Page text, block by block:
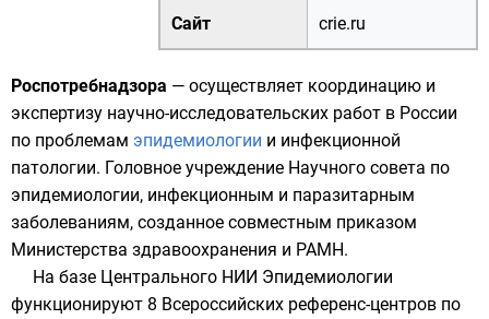
Сайт crie.ru
Роспотребнадзора — осуществляет координацию и
экспертизу научно-исследовательских работ в России
по проблемам эпидемиологии и инфекционной
патологии. Головное учреждение Научного совета по
эпидемиологии, инфекционным и паразитарным
заболеваниям, созданное совместным приказом
Министерства здравоохранения и РАМН.
На базе Центрального НИИ Эпидемиологии
функционируют 8 Всероссийских референс-центров по